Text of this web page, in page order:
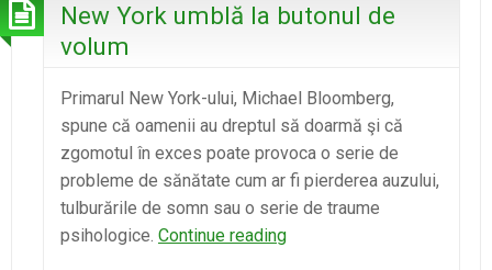
New York umblă la butonul de
volum
Primarul New York-ului, Michael Bloomberg,
spune că oamenii au dreptul să doarmă şi că
zgomotul în exces poate provoca o serie de
probleme de sănătate cum ar fi pierderea auzului,
tulburările de somn sau o serie de traume
psihologice. Continue readingNew